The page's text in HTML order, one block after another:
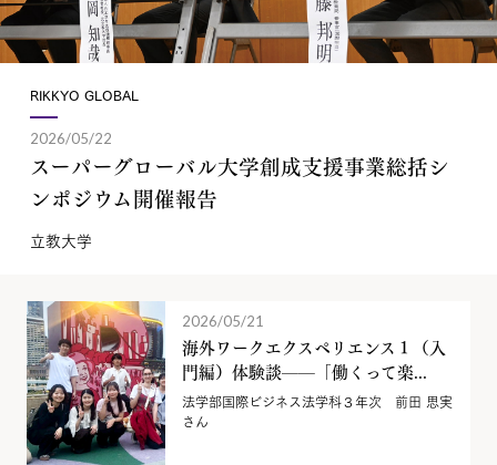
RIKKYO GLOBAL
2026/05/22
スーパーグローバル大学創成支援事業総括シ
ンポジウム開催報告
立教大学
2026/05/21
海外ワークエクスペリエンス１（入
門編）体験談——「働くって楽...
法学部国際ビジネス法学科３年次 前田 思実
さん